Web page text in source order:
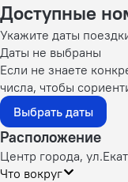
Доступные
Укажите даты
Даты не выбраны
Если не знаете
числа, чтобы
Выбрать даты
Расположение
Центр города,
Что вокруг